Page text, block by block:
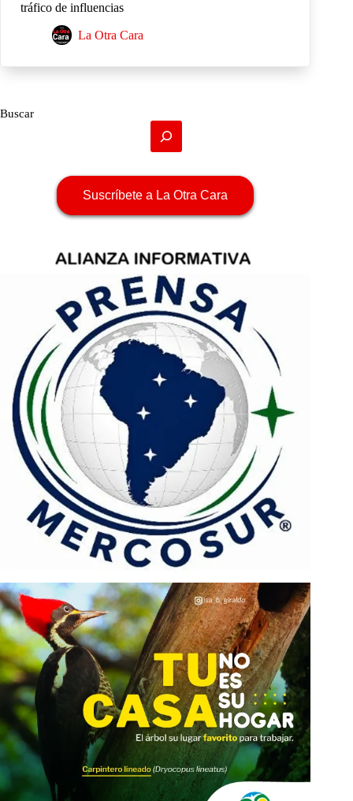
tráfico de influencias
La Otra Cara
Buscar
Suscríbete a La Otra Cara